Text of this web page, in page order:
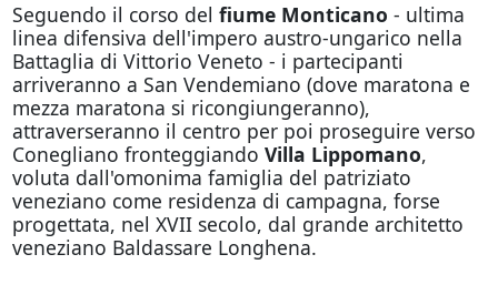
Seguendo il corso del fiume Monticano - ultima
linea difensiva dell'impero austro-ungarico nella
Battaglia di Vittorio Veneto - i partecipanti
arriveranno a San Vendemiano (dove maratona e
mezza maratona si ricongiungeranno),
attraverseranno il centro per poi proseguire verso
Conegliano fronteggiando Villa Lippomano,
voluta dall'omonima famiglia del patriziato
veneziano come residenza di campagna, forse
progettata, nel XVII secolo, dal grande architetto
veneziano Baldassare Longhena.